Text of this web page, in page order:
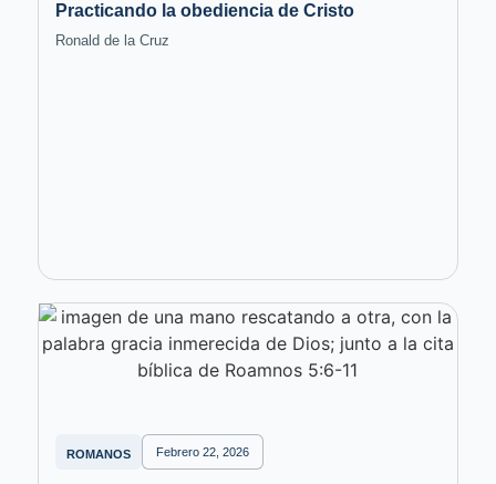
Practicando la obediencia de Cristo
Ronald de la Cruz
ROMANOS Febrero 22, 2026